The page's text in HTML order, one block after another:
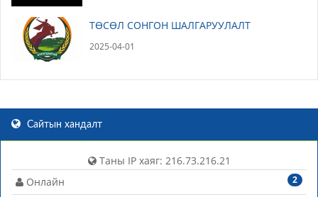
ТӨСӨЛ СОНГОН ШАЛГАРУУЛАЛТ
2025-04-01
Сайтын хандалт
Таны IP хаяг: 216.73.216.21
2
Онлайн